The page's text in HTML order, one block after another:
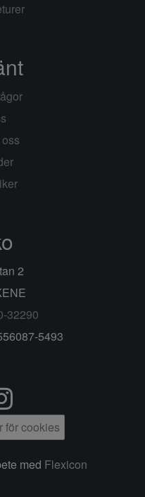
2
32290
5493
för cookies
med Flexicon